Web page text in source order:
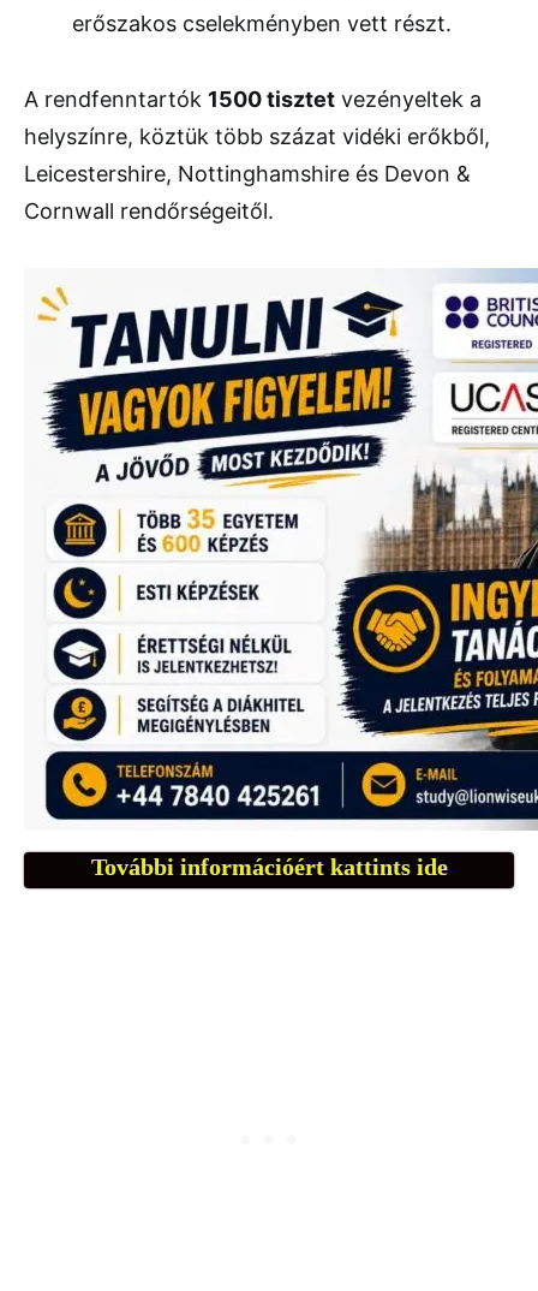
erőszakos cselekményben vett részt.
A rendfenntartók 1500 tisztet vezényeltek a
helyszínre, köztük több százat vidéki erőkből,
Leicestershire, Nottinghamshire és Devon &
Cornwall rendőrségeitől.
További információért kattints ide